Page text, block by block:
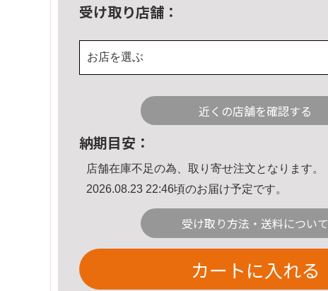
受け取り店舗：
お店を選ぶ
近くの店舗を確認する
納期目安：
店舗在庫不足の為、取り寄せ注文となります。
2026.08.23 22:46頃のお届け予定です。
受け取り方法・送料について
カートに入れる